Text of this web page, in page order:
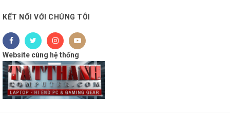
KẾT NỐI VỚI CHÚNG TÔI
Website cùng hệ thống